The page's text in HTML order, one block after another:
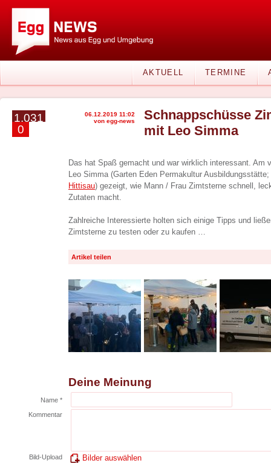
AKTUELL TERMINE
1.031
0
06.12.2019 11:02
von egg-news
Schnappschüsse
mit Leo Simma
Das hat Spaß gemacht und war wirklich interessant. Am
Leo Simma (Garten Eden Permakultur Ausbildungsstätte;
Hittisau) gezeigt, wie Mann / Frau Zimtsterne schnell,
Zutaten macht.
Zahlreiche Interessierte holten sich einige Tipps und
Zimtsterne zu testen oder zu kaufen …
Artikel teilen
Deine Meinung
Name *
Kommentar
Bild-Upload Bilder auswählen